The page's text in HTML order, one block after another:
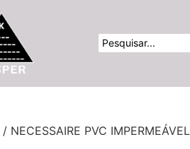
/ NECESSAIRE PVC IMPERMEÁVEL